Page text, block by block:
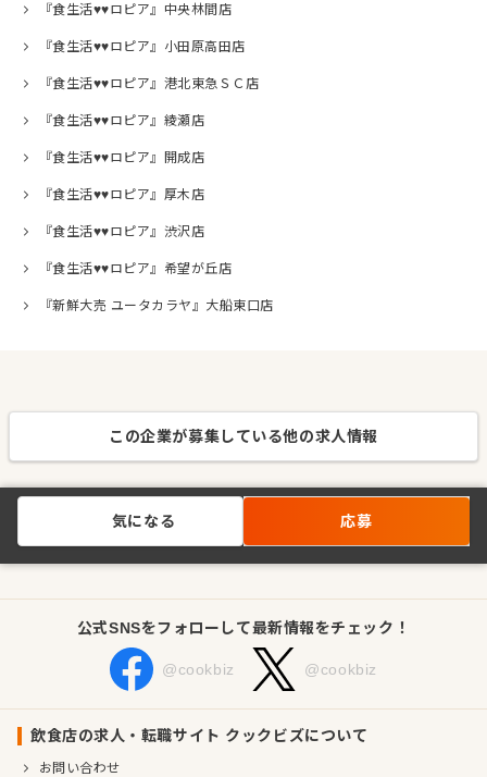
『食生活♥♥ロピア』中央林間店
『食生活♥♥ロピア』小田原高田店
『食生活♥♥ロピア』港北東急ＳＣ店
『食生活♥♥ロピア』綾瀬店
『食生活♥♥ロピア』開成店
『食生活♥♥ロピア』厚木店
『食生活♥♥ロピア』渋沢店
『食生活♥♥ロピア』希望が丘店
『新鮮大売 ユータカラヤ』大船東口店
この企業が募集している他の求人情報
気になる 応募
公式SNSをフォローして最新情報をチェック！
@cookbiz @cookbiz
飲食店の求人・転職サイト クックビズについて
お問い合わせ